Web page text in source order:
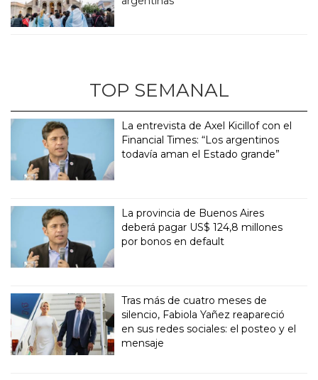
TOP SEMANAL
La entrevista de Axel Kicillof con el
Financial Times: “Los argentinos
todavía aman el Estado grande”
La provincia de Buenos Aires
deberá pagar US$ 124,8 millones
por bonos en default
Tras más de cuatro meses de
silencio, Fabiola Yañez reapareció
en sus redes sociales: el posteo y el
mensaje